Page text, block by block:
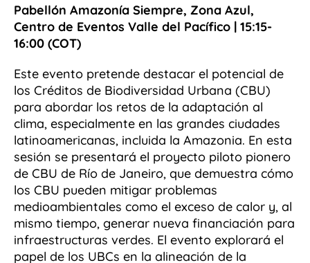
Pabellón Amazonía Siempre, Zona Azul,
Centro de Eventos Valle del Pacífico | 15:15-
16:00 (COT)
Este evento pretende destacar el potencial de
los Créditos de Biodiversidad Urbana (CBU)
para abordar los retos de la adaptación al
clima, especialmente en las grandes ciudades
latinoamericanas, incluida la Amazonia. En esta
sesión se presentará el proyecto piloto pionero
de CBU de Río de Janeiro, que demuestra cómo
los CBU pueden mitigar problemas
medioambientales como el exceso de calor y, al
mismo tiempo, generar nueva financiación para
infraestructuras verdes. El evento explorará el
papel de los UBCs en la alineación de la